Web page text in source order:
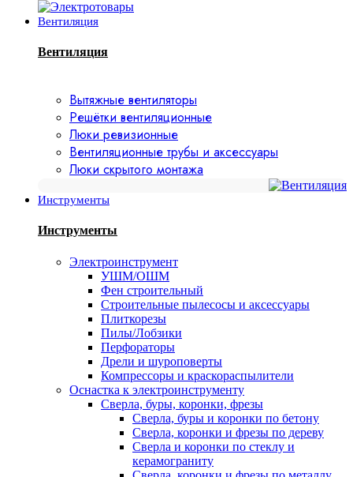
Вентиляция
Вентиляция
Вытяжные вентиляторы
Решётки вентиляционные
Люки ревизионные
Вентиляционные трубы и аксессуары
Люки скрытого монтажа
Инструменты
Инструменты
Электроинструмент
УШМ/ОШМ
Фен строительный
Строительные пылесосы и аксессуары
Плиткорезы
Пилы/Лобзики
Перфораторы
Дрели и шуроповерты
Компрессоры и краскораспылители
Оснастка к электроинструменту
Сверла, буры, коронки, фрезы
Сверла, буры и коронки по бетону
Сверла, коронки и фрезы по дереву
Сверла и коронки по стеклу и
керамограниту